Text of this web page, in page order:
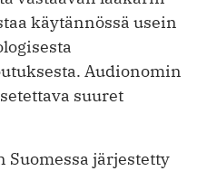
käytännössä usein
Audionomin
suuret
järjestetty